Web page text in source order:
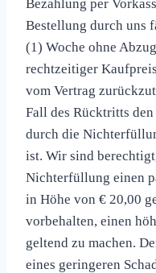
Bezahlung per
Bestellung durch uns
(1) Woche ohne
rechtzeitiger
vom Vertrag
Fall des Rücktritts den
durch die
ist. Wir sind
Nichterfüllung einen
in Höhe von € 20,00
vorbehalten, einen
geltend zu machen.
eines geringeren